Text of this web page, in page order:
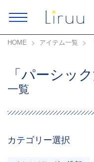
HOME アイテム一覧
「パーシック
一覧
カテゴリー選択